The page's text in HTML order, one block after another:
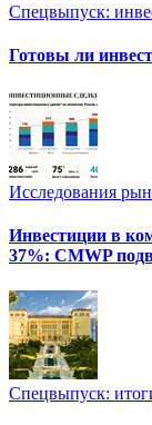
Спецвыпуск:
Готовы ли
Исследования
Инвестиции в
37%: CMWP
Спецвыпуск: